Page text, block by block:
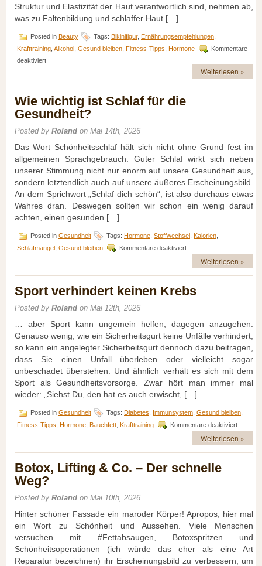
Struktur und Elastizität der Haut verantwortlich sind, nehmen ab,
was zu Faltenbildung und schlaffer Haut […]
Posted in Beauty Tags: Bikinifigur, Ernährungsempfehlungen
Krafttraining Alkohol Gesund bleiben Fitness-Tipps Hormone
Kommentare
deaktiviertfür
strahlend:
Tipps
zur
Anti-
Hautpflege
Weiterlesen »
Wie wichtig ist Schlaf für die
Gesundheit?
Posted by Roland on Mai 14th, 2026
Das Wort Schönheitsschlaf hält sich nicht ohne Grund fest im
allgemeinen Sprachgebrauch. Guter Schlaf wirkt sich neben
unserer Stimmung nicht nur enorm auf unsere Gesundheit aus,
sondern letztendlich auch auf unsere äußeres Erscheinungsbild.
An dem Sprichwort „Schlaf dich schön“, ist also durchaus etwas
Wahres dran. Deswegen sollten wir schon ein wenig darauf
achten, einen gesunden […]
Posted in Gesundheit Tags: Hormone Stoffwechsel Kalorien
Schlafmangel Gesund bleiben Kommentare deaktiviertfür
Wie
wichtig
ist
für
Weiterlesen »
Sport verhindert keinen Krebs
Posted by Roland on Mai 12th, 2026
… aber Sport kann ungemein helfen, dagegen anzugehen.
Genauso wenig, wie ein Sicherheitsgurt keine Unfälle verhindert,
so kann ein angelegter Sicherheitsgurt dennoch dazu beitragen,
dass Sie einen Unfall überleben oder vielleicht sogar
unbeschadet überstehen. Und ähnlich verhält es sich mit dem
Sport als Gesundheitsvorsorge. Zwar hört man immer mal
wieder: „Siehst Du, den hat es auch erwischt, […]
Posted in Gesundheit Tags: Diabetes Immunsystem Gesund bleiben
Fitness-Tipps Hormone Bauchfett Krafttraining Kommentare deaktiviertfür
Sport
keinen
Weiterlesen »
Botox, Lifting & Co. – Der schnelle
Weg?
Posted by Roland on Mai 10th, 2026
Hinter schöner Fassade ein maroder Körper! Apropos, hier mal
ein Wort zu Schönheit und Aussehen. Viele Menschen
versuchen mit #Fettabsaugen, Botoxspritzen und
Schönheitsoperationen (ich würde das eher als eine Art
Reparatur bezeichnen) ihr Erscheinungsbild zu verbessern, um